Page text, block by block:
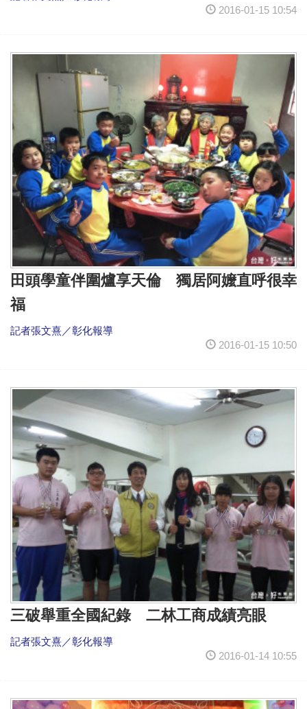
2016-01-15 10:54
田頭學童伴圍爐享天倫 獨居阿嬤直呼很幸
福
記者張文熹／彰化報導
2016-01-15 10:50
三破舉重全國紀錄 二林工商成績亮眼
記者張文熹／彰化報導
2016-01-14 10:55